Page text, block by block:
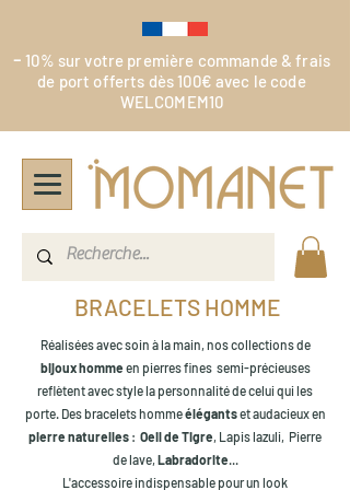
- 10% sur votre première commande & frais
de port offerts dès 100€ avec le code
WELCOMEM10
BRACELETS HOMME
Réalisées avec soin à la main, nos collections de
bijoux homme en pierres fines semi-précieuses
reflètent avec style la personnalité de celui qui les
porte. Des bracelets hommeélégantsetaudacieuxen
pierre naturelles : Oeil de Tigre, Lapis lazuli, Pierre
de lave, Labradorite...
L'accessoire indispensable pour un look